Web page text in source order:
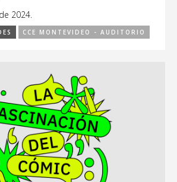
2024.
CCE MONTEVIDEO - AUDITORIO